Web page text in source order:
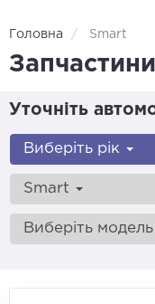
Головна Smart
Уточніть
Виберіть рік
Smart
Виберіть модель